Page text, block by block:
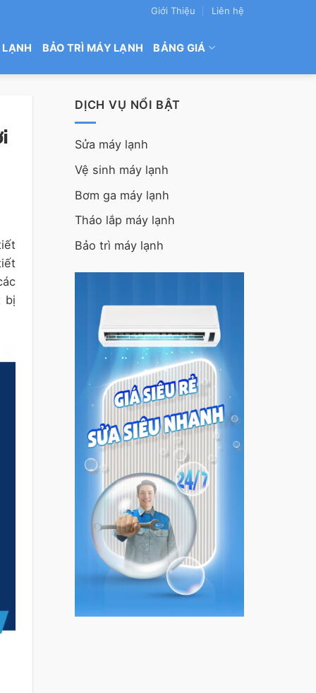
Giới Thiệu Liên hệ
BẢO TRÌ MÁY LẠNH BẢNG GIÁ
bị
DỊCH VỤ NỔI BẬT
Sửa máy lạnh
Vệ sinh máy lạnh
Bơm ga máy lạnh
Tháo lắp máy lạnh
Bảo trì máy lạnh